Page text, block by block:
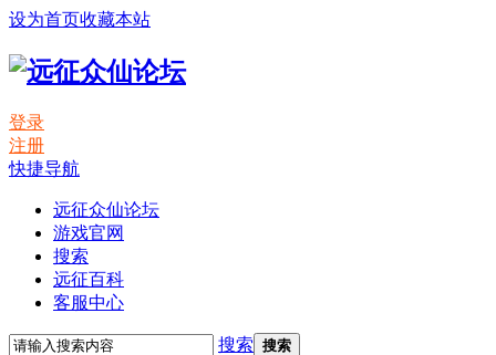
设为首页收藏本站
登录
注册
快捷导航
远征众仙论坛
游戏官网
搜索
远征百科
客服中心
搜索 搜索